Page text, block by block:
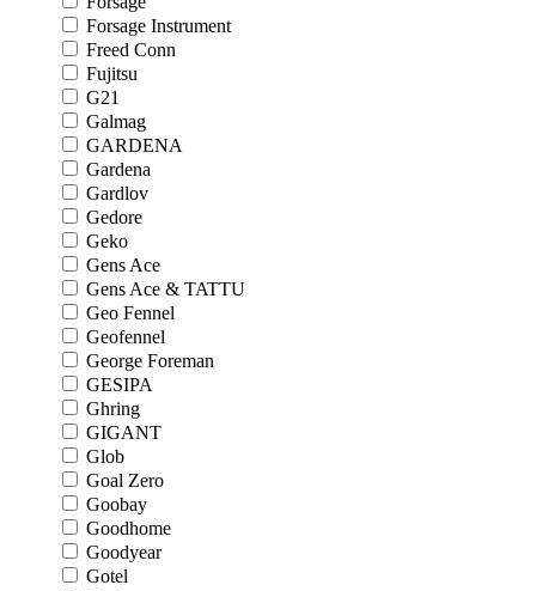
Forsage Instrument
Freed Conn
Fujitsu
G21
Galmag
GARDENA
Gardena
Gardlov
Gedore
Geko
Gens Ace
Gens Ace & TATTU
Geo Fennel
Geofennel
George Foreman
GESIPA
Ghring
GIGANT
Glob
Goal Zero
Goobay
Goodhome
Goodyear
Gotel